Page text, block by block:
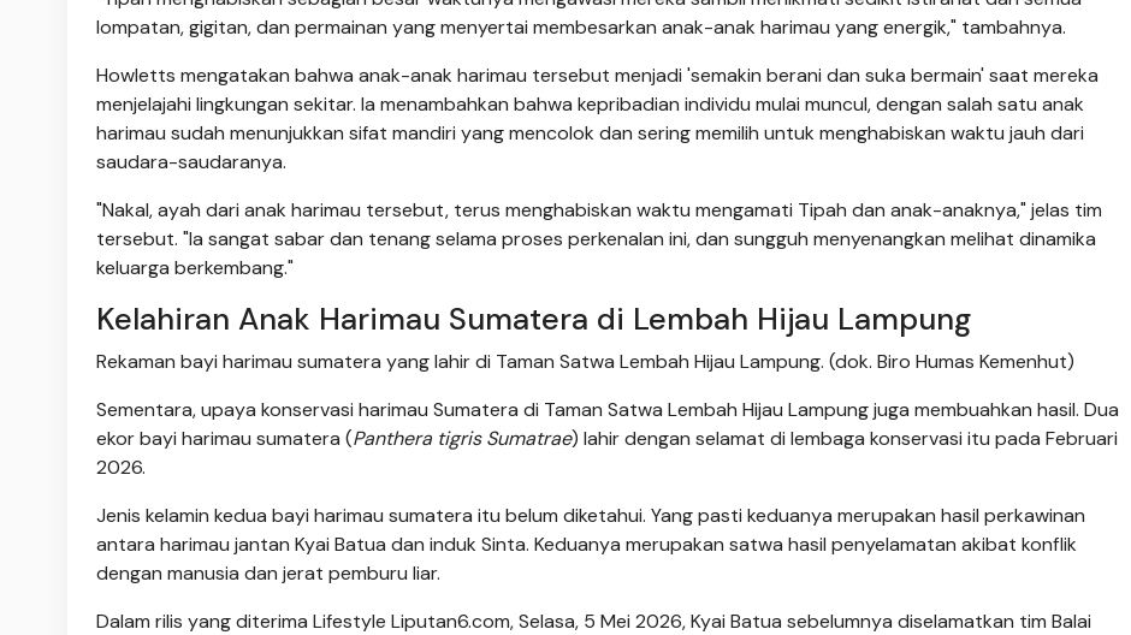
lompatan, gigitan, dan permainan yang menyertai membesarkan anak-anak harimau yang energik," tambahnya.
Howletts mengatakan bahwa anak-anak harimau tersebut menjadi 'semakin berani dan suka bermain' saat mereka
menjelajahi lingkungan sekitar. Ia menambahkan bahwa kepribadian individu mulai muncul, dengan salah satu anak
harimau sudah menunjukkan sifat mandiri yang mencolok dan sering memilih untuk menghabiskan waktu jauh dari
saudara-saudaranya.
"Nakal, ayah dari anak harimau tersebut, terus menghabiskan waktu mengamati Tipah dan anak-anaknya," jelas tim
tersebut. "Ia sangat sabar dan tenang selama proses perkenalan ini, dan sungguh menyenangkan melihat dinamika
keluarga berkembang."
Kelahiran Anak Harimau Sumatera di Lembah Hijau Lampung
Rekaman bayi harimau sumatera yang lahir di Taman Satwa Lembah Hijau Lampung. (dok. Biro Humas Kemenhut)
Sementara, upaya konservasi harimau Sumatera di Taman Satwa Lembah Hijau Lampung juga membuahkan hasil. Dua
ekor bayi harimau sumatera (Panthera tigris Sumatrae) lahir dengan selamat di lembaga konservasi itu pada Februari
2026.
Jenis kelamin kedua bayi harimau sumatera itu belum diketahui. Yang pasti keduanya merupakan hasil perkawinan
antara harimau jantan Kyai Batua dan induk Sinta. Keduanya merupakan satwa hasil penyelamatan akibat konflik
dengan manusia dan jerat pemburu liar.
Dalam rilis yang diterima Lifestyle Liputan6.com, Selasa, 5 Mei 2026, Kyai Batua sebelumnya diselamatkan tim Balai